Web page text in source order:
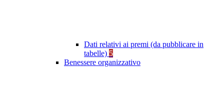
Dati relativi ai premi (da pubblicare in
tabelle) 5
Benessere organizzativo